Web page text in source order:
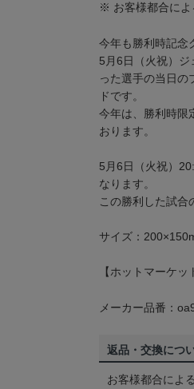
※ お客様都合によ
今年も勝利時記念
5月6日（火祝）
った選手の当日の
ドです。
今年は、勝利時限
おります。
5月6日（火祝）
なります。
この勝利した試合
サイズ：
【ホットマーケッ
メーカー品番：
返品・交換につ
お客様都合によ